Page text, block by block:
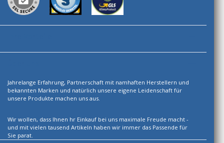
Jahrelange Erfahrung, Partnerschaft mit namhaften Herstellern und
bekannten Marken und natürlich unsere eigene Leidenschaft für
unsere Produkte machen uns aus.
Wir wollen, dass Ihnen hr Einkauf bei uns maximale Freude macht -
und mit vielen tausend Artikeln haben wir immer das Passende für
Sie parat.